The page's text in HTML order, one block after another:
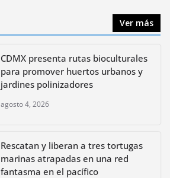
Ver más
CDMX presenta rutas bioculturales
para promover huertos urbanos y
jardines polinizadores
agosto 4, 2026
Rescatan y liberan a tres tortugas
marinas atrapadas en una red
fantasma en el pacífico